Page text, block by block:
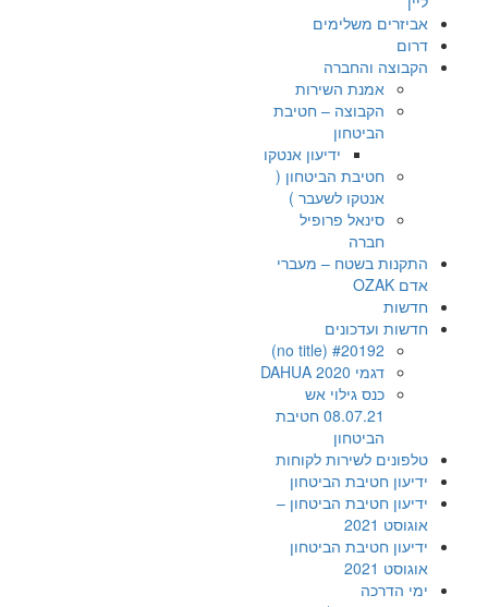
אביזרים משלימים
דרום
הקבוצה והחברה
אמנת השירות
הקבוצה – חטיבת
הביטחון
ידיעון אנטקו
חטיבת הביטחון (
אנטקו לשעבר )
סינאל פרופיל
חברה
התקנות בשטח – מעברי
אדם OZAK
חדשות
חדשות ועדכונים
#20192 (no title)
דגמי DAHUA 2020
כנס גילוי אש
08.07.21 חטיבת
הביטחון
טלפונים לשירות לקוחות
ידיעון חטיבת הביטחון
ידיעון חטיבת הביטחון –
אוגוסט 2021
ידיעון חטיבת הביטחון
אוגוסט 2021
ימי הדרכה